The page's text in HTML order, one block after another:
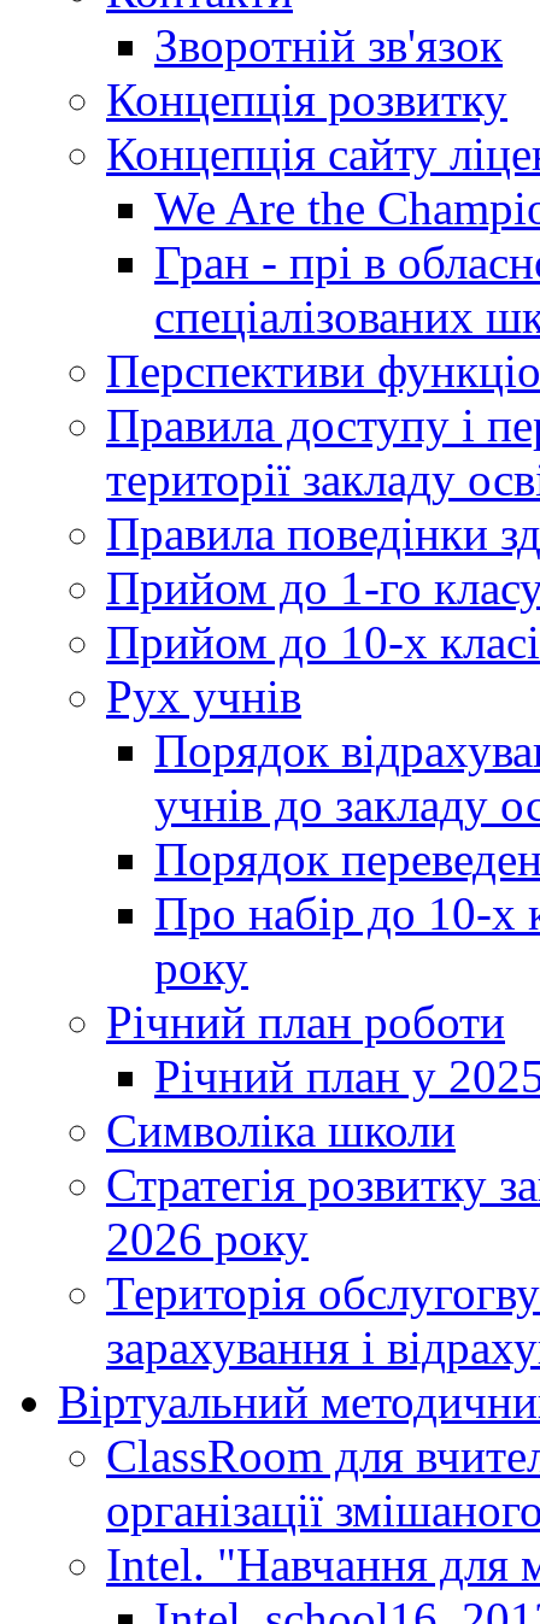
Зворотній зв'язок
Концепція розвитку
Концепція сайту
We Are the
Гран - прі в
спеціалізованих
Перспективи
Правила доступу і
території закладу
Правила поведінки
Прийом до 1-го
Прийом до 10-х
Рух учнів
Порядок
учнів до закладу
Порядок
Про набір до 10-х
року
Річний план роботи
Річний план у
Символіка школи
Стратегія розвитку
2026 року
Територія
зарахування і
Віртуальний
ClassRoom для
організації
Intel. "Навчання для